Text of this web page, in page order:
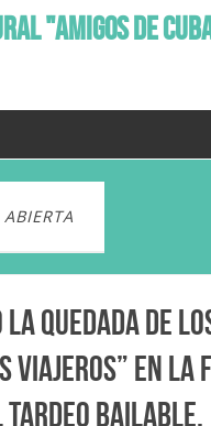
"AMIGOS DE
ABIERTA
Quedada de
Viajeros” en la
bailable.